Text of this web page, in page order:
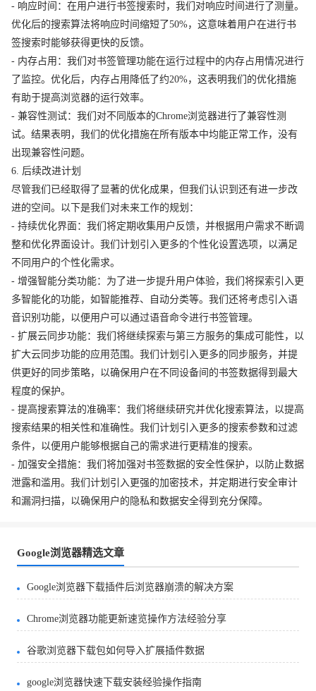
- 响应时间：在用户进行书签搜索时，我们对响应时间进行了测量。
优化后的搜索算法将响应时间缩短了50%，这意味着用户在进行书
签搜索时能够获得更快的反馈。
- 内存占用：我们对书签管理功能在运行过程中的内存占用情况进行
了监控。优化后，内存占用降低了约20%，这表明我们的优化措施
有助于提高浏览器的运行效率。
- 兼容性测试：我们对不同版本的Chrome浏览器进行了兼容性测
试。结果表明，我们的优化措施在所有版本中均能正常工作，没有
出现兼容性问题。
6. 后续改进计划
尽管我们已经取得了显著的优化成果，但我们认识到还有进一步改
进的空间。以下是我们对未来工作的规划：
- 持续优化界面：我们将定期收集用户反馈，并根据用户需求不断调
整和优化界面设计。我们计划引入更多的个性化设置选项，以满足
不同用户的个性化需求。
- 增强智能分类功能：为了进一步提升用户体验，我们将探索引入更
多智能化的功能，如智能推荐、自动分类等。我们还将考虑引入语
音识别功能，以便用户可以通过语音命令进行书签管理。
- 扩展云同步功能：我们将继续探索与第三方服务的集成可能性，以
扩大云同步功能的应用范围。我们计划引入更多的同步服务，并提
供更好的同步策略，以确保用户在不同设备间的书签数据得到最大
程度的保护。
- 提高搜索算法的准确率：我们将继续研究并优化搜索算法，以提高
搜索结果的相关性和准确性。我们计划引入更多的搜索参数和过滤
条件，以便用户能够根据自己的需求进行更精准的搜索。
- 加强安全措施：我们将加强对书签数据的安全性保护，以防止数据
泄露和滥用。我们计划引入更强的加密技术，并定期进行安全审计
和漏洞扫描，以确保用户的隐私和数据安全得到充分保障。
Google浏览器精选文章
Google浏览器下载插件后浏览器崩溃的解决方案
Chrome浏览器功能更新速览操作方法经验分享
谷歌浏览器下载包如何导入扩展插件数据
google浏览器快速下载安装经验操作指南